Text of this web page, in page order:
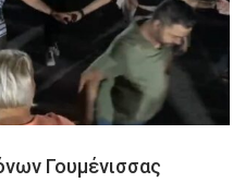
Γουμένισσας